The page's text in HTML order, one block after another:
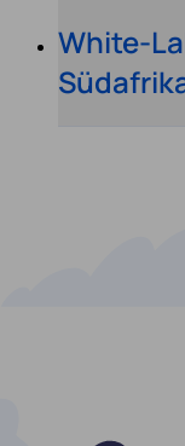
White-